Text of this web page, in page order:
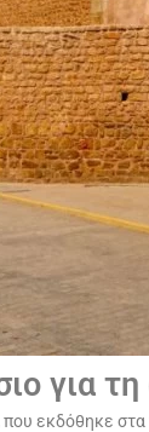
για
που εκδόθηκε στα